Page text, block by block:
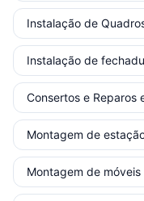
Instalação de
Instalação de
Consertos e Reparos
Montagem de
Montagem de